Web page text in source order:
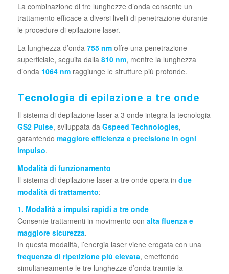
La combinazione di tre lunghezze d’onda consente un
trattamento efficace a diversi livelli di penetrazione durante
le procedure di epilazione laser.
La lunghezza d’onda 755 nmoffre una penetrazione
superficiale, seguita dalla 810 nm, mentre la lunghezza
d’onda 1064 nmraggiunge le strutture più profonde.
Tecnologia di epilazione a tre onde
Il sistema di depilazione laser a 3 onde integra la tecnologia
GS2 Pulse, sviluppata da Gspeed Technologies,
garantendo maggiore efficienza e precisione in ogni
impulso.
Modalità di funzionamento
Il sistema di depilazione laser a tre onde opera in due
modalità di trattamento:
1. Modalità a impulsi rapidi a tre onde
Consente trattamenti in movimento con alta fluenza e
maggiore sicurezza.
In questa modalità, l’energia laser viene erogata con una
frequenza di ripetizione più elevata, emettendo
simultaneamente le tre lunghezze d’onda tramite la